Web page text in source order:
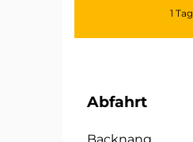
1 Tag
Abfahrt